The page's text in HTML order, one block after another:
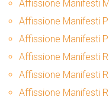
Affissione Manifesti
Affissione Manifesti
Affissione Manifesti
Affissione Manifesti
Affissione Manifesti
Affissione Manifesti